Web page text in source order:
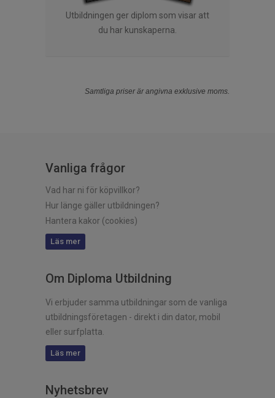
Utbildningen ger diplom som visar att
du har kunskaperna.
Samtliga priser är angivna exklusive moms.
Vanliga frågor
Vad har ni för köpvillkor?
Hur länge gäller utbildningen?
Hantera kakor (cookies)
Läs mer
Om Diploma Utbildning
Vi erbjuder samma utbildningar som de vanliga
utbildningsföretagen - direkt i din dator, mobil
eller surfplatta.
Läs mer
Nyhetsbrev